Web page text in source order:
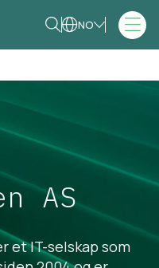
NO
AS
et IT-selskap som